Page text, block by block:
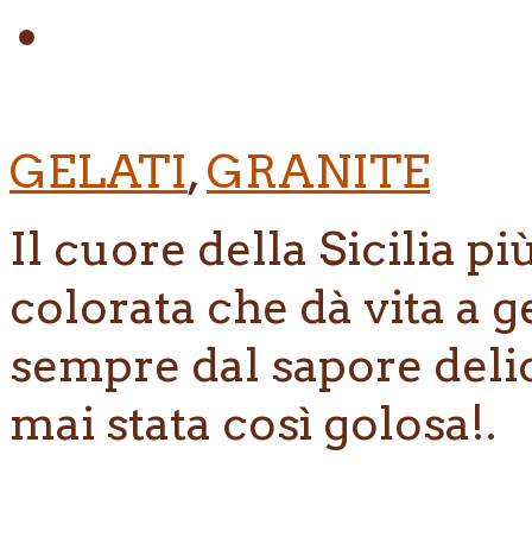
GELATI,GRANITE
Il cuore della Sicilia
colorata che dà vita a
sempre dal sapore
mai stata così golosa!.